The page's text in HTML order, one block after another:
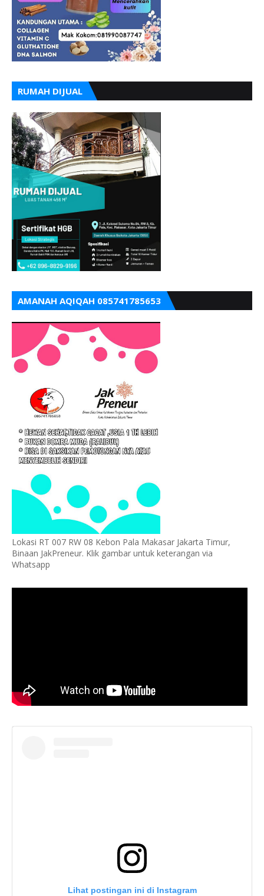
RUMAH DIJUAL
AMANAH AQIQAH 085741785653
Lokasi RT 007 RW 08 Kebon Pala Makasar Jakarta Timur,
Binaan JakPreneur. Klik gambar untuk keterangan via
Whatsapp
Lihat postingan ini di Instagram